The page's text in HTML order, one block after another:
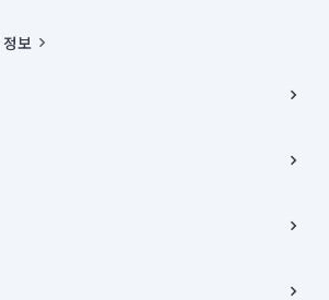
보
종로구 율곡로 6(중학동, 트윈트리빌딩) B동 5층
로구 수송동 율곡로 24, 7층, 8층 미소
한 의무와 책임은 거래당사자에게 있습니다.
Inc. All Rights Reserved.